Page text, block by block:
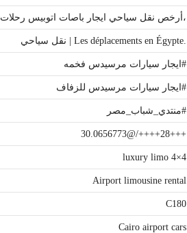
،أرخص نقل سياحي ايجار باصات اتوبيس رحلات
.Les déplacements en Égypte | نقل سياحي
#ايجار سيارات مرسيدس فخمه
#ايجار سيارات مرسيدس للزفاف
#منتدي_شباب_مصر
+++28++++/@30.0656773
4×4 luxury limo
Airport limousine rental
C180
Cairo airport cars